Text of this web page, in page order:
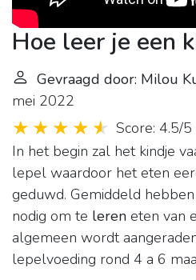
Hoe leer je een
Gevraagd door: Milou
mei 2022
Score: 4.5/5
In het begin zal het kindje
lepel waardoor het eten
geduwd. Gemiddeld hebben
nodig om te leren eten van
algemeen wordt
lepelvoeding rond 4 a 6